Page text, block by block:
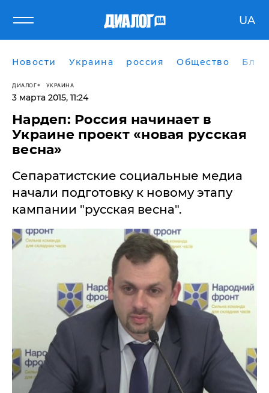
UA
Новости Украина россия Общество
ДИАЛОГ УКРАИНА
3 марта 2015, 11:24
Нардеп: Россия начинает в
Украине проект «новая русская
весна»
Сепаратистские социальные медиа
начали подготовку к новому этапу
кампании "русская весна".